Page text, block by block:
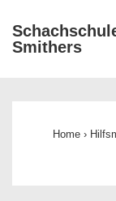
Zum
Inhalt
Smithers
Home ›